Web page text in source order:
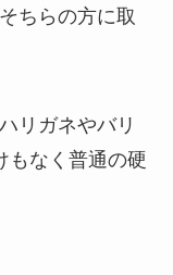
ちらの方に取
リガネやバリ
もなく普通の硬